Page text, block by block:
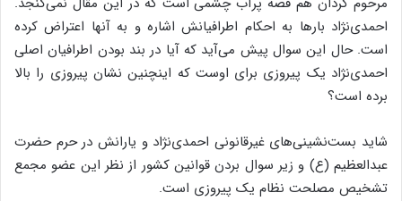
احمدی‌نژاد بارها به احکام اطرافیانش اشاره و به آنها اعتراض کرده
است. حال این سوال پیش می‌آید که آیا در بند بودن اطرافیان اصلی
احمدی‌نژاد یک پیروزی برای اوست که اینچنین نشان پیروزی را بالا
برده است؟
شاید بست‌نشینی‌های غیرقانونی احمدی‌نژاد و یارانش در حرم حضرت
عبدالعظیم (ع) و زیر سوال بردن قوانین کشور از نظر این عضو مجمع
تشخیص مصلحت نظام یک پیروزی است.